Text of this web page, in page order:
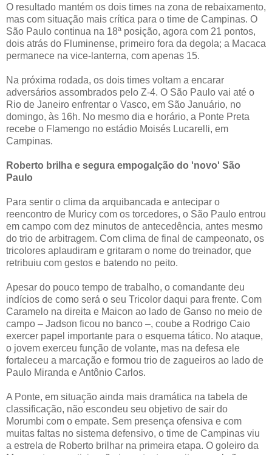
O resultado mantém os dois times na zona de rebaixamento,
mas com situação mais crítica para o time de Campinas. O
São Paulo continua na 18ª posição, agora com 21 pontos,
dois atrás do Fluminense, primeiro fora da degola; a Macaca
permanece na vice-lanterna, com apenas 15.
Na próxima rodada, os dois times voltam a encarar
adversários assombrados pelo Z-4. O São Paulo vai até o
Rio de Janeiro enfrentar o Vasco, em São Januário, no
domingo, às 16h. No mesmo dia e horário, a Ponte Preta
recebe o Flamengo no estádio Moisés Lucarelli, em
Campinas.
Roberto brilha e segura empogalção do 'novo' São
Paulo
Para sentir o clima da arquibancada e antecipar o
reencontro de Muricy com os torcedores, o São Paulo entrou
em campo com dez minutos de antecedência, antes mesmo
do trio de arbitragem. Com clima de final de campeonato, os
tricolores aplaudiram e gritaram o nome do treinador, que
retribuiu com gestos e batendo no peito.
Apesar do pouco tempo de trabalho, o comandante deu
indícios de como será o seu Tricolor daqui para frente. Com
Caramelo na direita e Maicon ao lado de Ganso no meio de
campo – Jadson ficou no banco –, coube a Rodrigo Caio
exercer papel importante para o esquema tático. No ataque,
o jovem exerceu função de volante, mas na defesa ele
fortaleceu a marcação e formou trio de zagueiros ao lado de
Paulo Miranda e Antônio Carlos.
A Ponte, em situação ainda mais dramática na tabela de
classificação, não escondeu seu objetivo de sair do
Morumbi com o empate. Sem presença ofensiva e com
muitas faltas no sistema defensivo, o time de Campinas viu
a estrela de Roberto brilhar na primeira etapa. O goleiro da